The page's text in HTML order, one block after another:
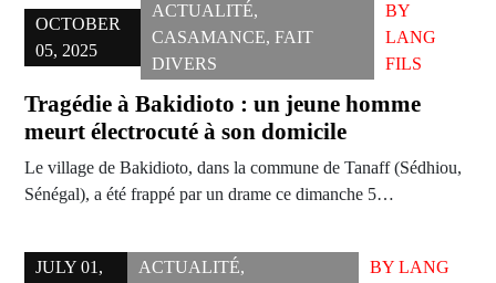
OCTOBER
05, 2025
ACTUALITÉ,
CASAMANCE, FAIT
DIVERS
BY
LANG
FILS
Tragédie à Bakidioto : un jeune homme
meurt électrocuté à son domicile
Le village de Bakidioto, dans la commune de Tanaff (Sédhiou,
Sénégal), a été frappé par un drame ce dimanche 5…
JULY 01,
ACTUALITÉ,
BYLANG